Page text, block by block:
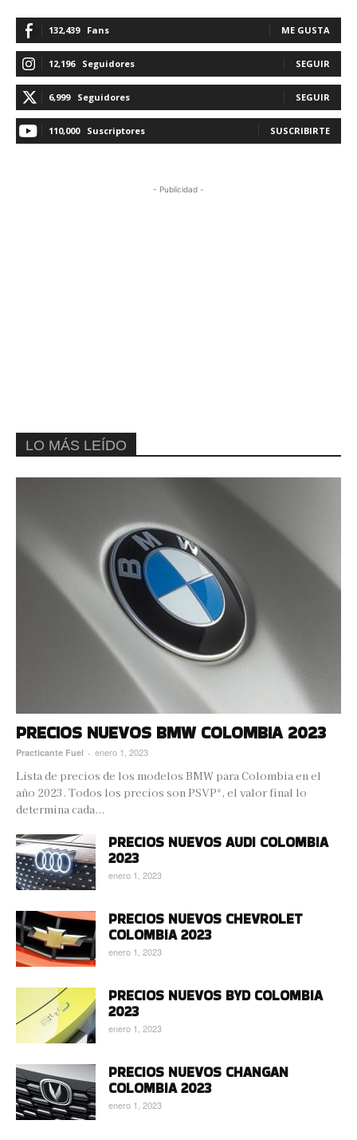
132,439 Fans ME GUSTA
12,196 Seguidores SEGUIR
6,999 Seguidores SEGUIR
110,000 Suscriptores SUSCRIBIRTE
- Publicidad -
LO MÁS LEÍDO
PRECIOS NUEVOS BMW COLOMBIA 2023
Practicante Fuel - enero 1, 2023
Lista de precios de los modelos BMW para Colombia en el
año 2023. Todos los precios son PSVP*, el valor final lo
determina cada...
PRECIOS NUEVOS AUDI COLOMBIA
2023
enero 1, 2023
PRECIOS NUEVOS CHEVROLET
COLOMBIA 2023
enero 1, 2023
PRECIOS NUEVOS BYD COLOMBIA
2023
enero 1, 2023
PRECIOS NUEVOS CHANGAN
COLOMBIA 2023
enero 1, 2023